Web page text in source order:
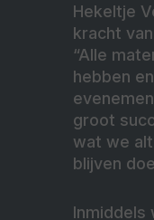
Hekeltje
kracht
“Alle
hebben
groot
wat we
blijven
Inmiddels